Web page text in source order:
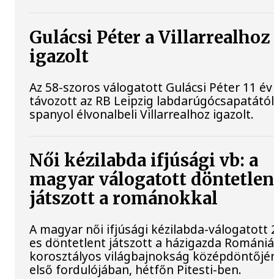
Gulácsi Péter a Villarrealhoz
igazolt
Az 58-szoros válogatott Gulácsi Péter 11
távozott az RB Leipzig
spanyol élvonalbeli Villarrealhoz igazolt.
Női kézilabda ifjúsági vb: a
magyar válogatott
játszott a románokkal
A magyar női ifjúsági kézilabda-válogatott
es döntetlent játszott a házigazda
korosztályos világbajnokság
első fordulójában, hétfőn Pitesti-ben.